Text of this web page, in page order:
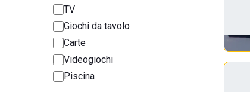
TV
Giochi da tavolo
Carte
Videogiochi
Piscina